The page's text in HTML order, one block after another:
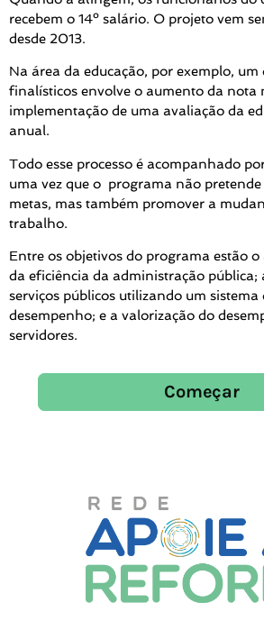
recebem o 14º salário. O projeto vem
desde 2013.
Na área da educação, por exemplo, um
finalísticos envolve o aumento da nota
implementação de uma avaliação da
anual.
Todo esse processo é acompanhado
uma vez que o programa não pretende
metas, mas também promover a
trabalho.
Entre os objetivos do programa estão
da eficiência da administração pública;
serviços públicos utilizando um sistema
desempenho; e a valorização do
servidores.